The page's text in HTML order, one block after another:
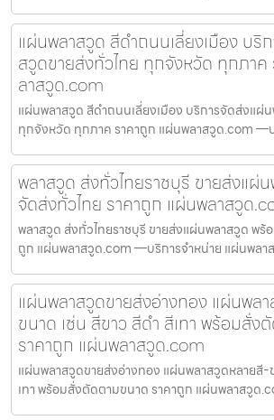
แผ่นพลาสวูด สีดำถนนเลี่ยงเมือง บริ
สวูดขายส่งทั่วไทย ทุกจังหวัด ทุกภา
ลาสวูด.com
แผ่นพลาสวูด สีดำถนนเลี่ยงเมือง บริการจัดส่งแผ่
ทุกจังหวัด ทุกภาค ราคาถูก แผ่นพลาสวูด.com —
พลาสวูด ส่งทั่วไทยราชบุรี ขายส่งแผ่
จัดส่งทั่วไทย ราคาถูก แผ่นพลาสวูด
พลาสวูด ส่งทั่วไทยราชบุรี ขายส่งแผ่นพลาสวูด พร้
ถูก แผ่นพลาสวูด.com —บริการจำหน่าย แผ่นพลา
แผ่นพลาสวูดขายส่งอ่างทอง แผ่นพล
ขนาด เช่น สีขาว สีดำ สีเทา พร้อมสั่ง
ราคาถูก แผ่นพลาสวูด.com
แผ่นพลาสวูดขายส่งอ่างทอง แผ่นพลาสวูดหลายสี-
เทา พร้อมสั่งตัดตามขนาด ราคาถูก แผ่นพลาสวูด